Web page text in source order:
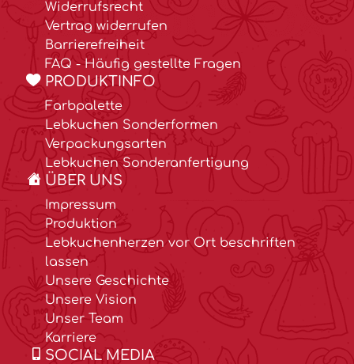
Widerrufsrecht
Vertrag widerrufen
Barrierefreiheit
FAQ - Häufig gestellte Fragen
PRODUKTINFO
Farbpalette
Lebkuchen Sonderformen
Verpackungsarten
Lebkuchen Sonderanfertigung
ÜBER UNS
Impressum
Produktion
Lebkuchenherzen vor Ort beschriften
lassen
Unsere Geschichte
Unsere Vision
Unser Team
Karriere
SOCIAL MEDIA